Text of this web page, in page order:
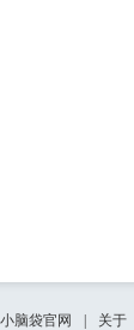
小脑袋官网 关于